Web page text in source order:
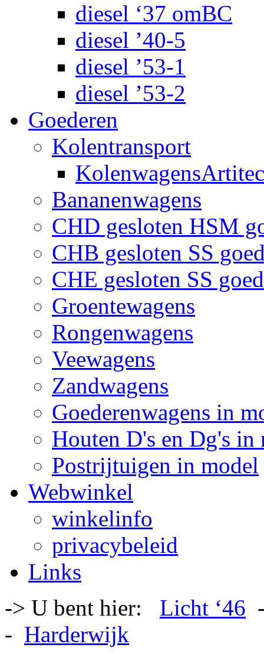
diesel ‘37 omBC
diesel ’40-5
diesel ’53-1
diesel ’53-2
Goederen
Kolentransport
KolenwagensArtitec
Bananenwagens
CHD gesloten HSM
CHB gesloten SS
CHE gesloten SS
Groentewagens
Rongenwagens
Veewagens
Zandwagens
Goederenwagens in
Houten D's en Dg's in
Postrijtuigen in model
Webwinkel
winkelinfo
privacybeleid
Links
-> U bent hier: Licht ‘46
- Harderwijk